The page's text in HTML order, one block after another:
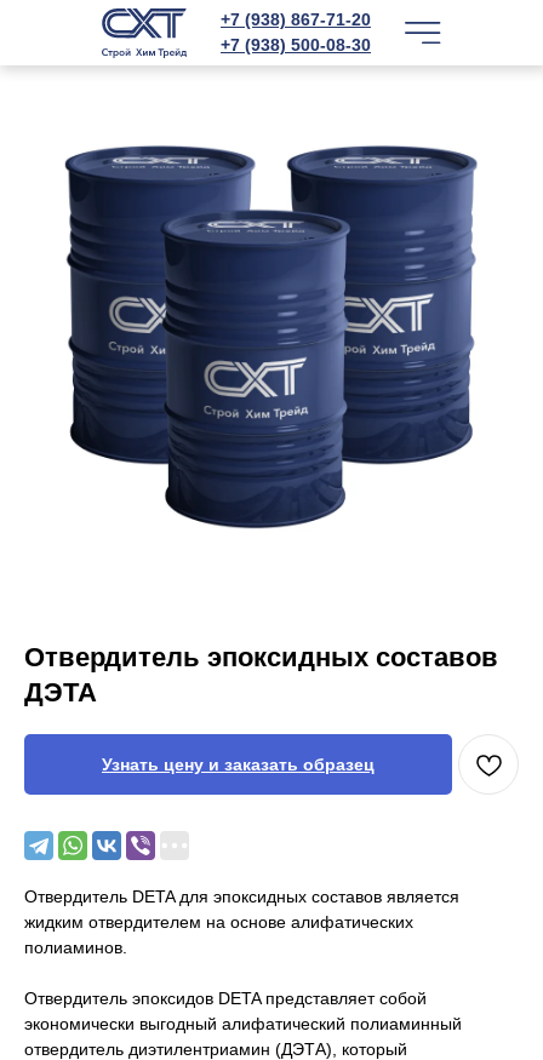
+7 (938) 867-71-20
+7 (938) 500-08-30
Отвердитель эпоксидных составов
ДЭТА
Узнать цену и заказать образец
Отвердитель DETA для эпоксидных составов является
жидким отвердителем на основе алифатических
полиаминов.
Отвердитель эпоксидов DETA представляет собой
экономически выгодный алифатический полиаминный
отвердитель диэтилентриамин (ДЭТА), который